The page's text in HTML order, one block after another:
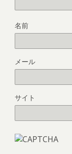
名前
メール
サイト